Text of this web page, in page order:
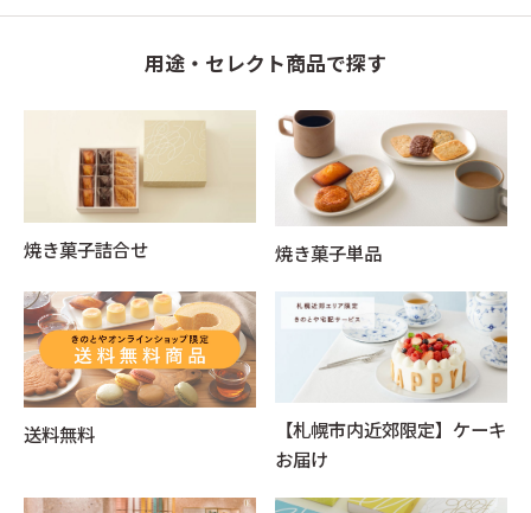
用途・セレクト商品で探す
焼き菓子詰合せ 焼き菓子単品
送料無料
【札幌市内近郊限定】ケーキ
お届け